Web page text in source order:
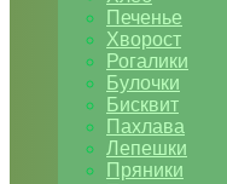
Печенье
Хворост
Рогалики
Булочки
Бисквит
Пахлава
Лепешки
Пряники